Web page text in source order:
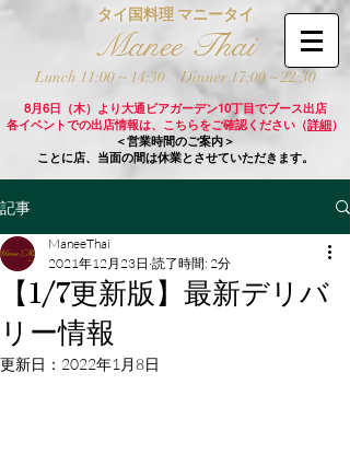
タイ国料理 マニータイ
Manee Thai
Lunch 11:00 ~ 14:30 Dinner 17:00 ~ 22:30
8月6日（木）より大通ビアガーデン10丁目でブース出店
各イベントでの出店情報は、こちらをご確認ください（詳細）
＜営業時間のご案内＞
ことに店、当面の間は休業とさせていただきます。
記事
【1/7更新版】最新デリバ
リー情報
ManeeThai
2021年12月23日 読了時間: 2分
更新日： 2022年1月8日